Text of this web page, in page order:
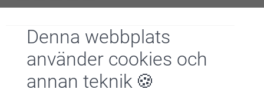
Denna webbplats
använder cookies och
annan teknik
beställa hos oss 😊
Varma hälsningar
Kirsi @smartphoto
Enkelt att beställa
Visa reaktioner
2025-10-24